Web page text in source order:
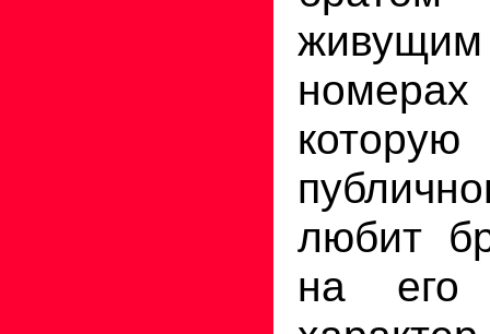
любит
на его